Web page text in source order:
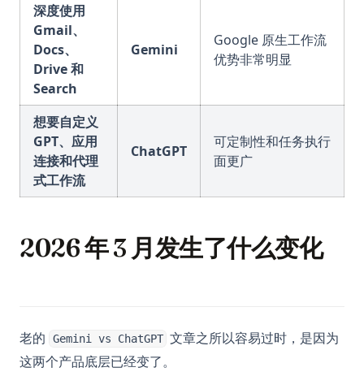
深度使用
Gmail、
Docs、
Drive 和
Search
Gemini
Google 原生工作流
优势非常明显
想要自定义
GPT、应用
连接和代理
式工作流
ChatGPT
可定制性和任务执行
面更广
2026 年 3 月发生了什么变化
老的 Gemini vs ChatGPT 文章之所以容易过时，是因为
这两个产品底层已经变了。